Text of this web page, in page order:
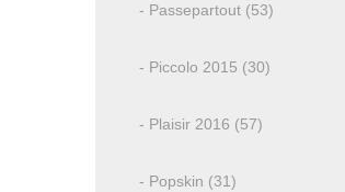
- Passepartout (53)
- Piccolo 2015 (30)
- Plaisir 2016 (57)
- Popskin (31)